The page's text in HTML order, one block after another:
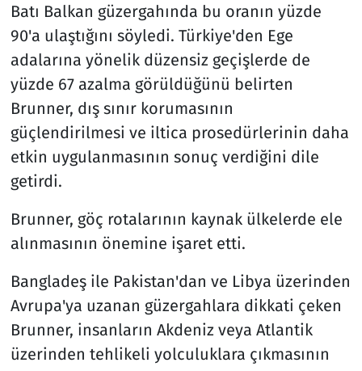
Batı Balkan güzergahında bu oranın yüzde
90'a ulaştığını söyledi. Türkiye'den Ege
adalarına yönelik düzensiz geçişlerde de
yüzde 67 azalma görüldüğünü belirten
Brunner, dış sınır korumasının
güçlendirilmesi ve iltica prosedürlerinin daha
etkin uygulanmasının sonuç verdiğini dile
getirdi.
Brunner, göç rotalarının kaynak ülkelerde ele
alınmasının önemine işaret etti.
Bangladeş ile Pakistan'dan ve Libya üzerinden
Avrupa'ya uzanan güzergahlara dikkati çeken
Brunner, insanların Akdeniz veya Atlantik
üzerinden tehlikeli yolculuklara çıkmasının